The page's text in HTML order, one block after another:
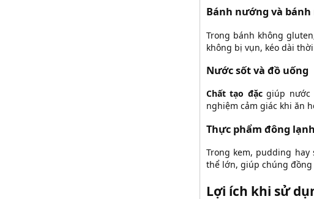
Bánh nướng và
Trong bánh không
không bị vụn, kéo dài
Nước sốt và đồ uống
Chất tạo đặcgiúp nước
nghiệm cảm giác khi ăn
Thực phẩm đông lạnh
Trong kem, pudding
thể lớn, giúp chúng
Lợi ích khi sử